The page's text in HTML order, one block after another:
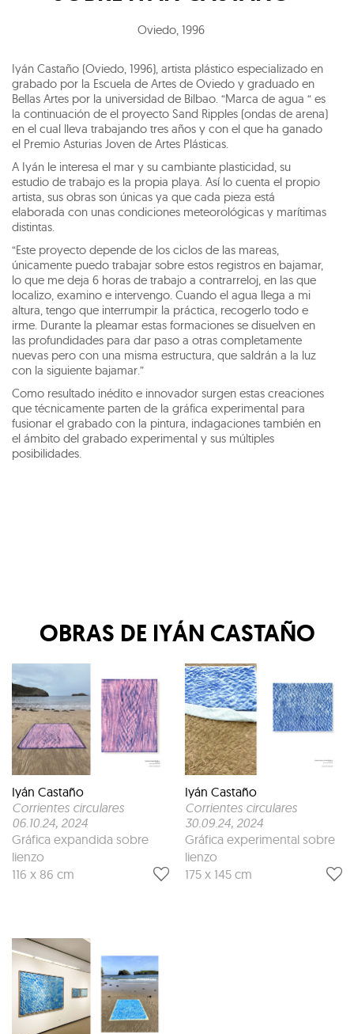
Oviedo, 1996
Iyán Castaño (Oviedo, 1996), artista plástico especializado en
grabado por la Escuela de Artes de Oviedo y graduado en
Bellas Artes por la universidad de Bilbao. “Marca de agua “ es
la continuación de el proyecto Sand Ripples (ondas de arena)
en el cual lleva trabajando tres años y con el que ha ganado
el Premio Asturias Joven de Artes Plásticas.
A Iyán le interesa el mar y su cambiante plasticidad, su
estudio de trabajo es la propia playa. Así lo cuenta el propio
artista, sus obras son únicas ya que cada pieza está
elaborada con unas condiciones meteorológicas y marítimas
distintas.
“Este proyecto depende de los ciclos de las mareas,
únicamente puedo trabajar sobre estos registros en bajamar,
lo que me deja 6 horas de trabajo a contrarreloj, en las que
localizo, examino e intervengo. Cuando el agua llega a mi
altura, tengo que interrumpir la práctica, recogerlo todo e
irme. Durante la pleamar estas formaciones se disuelven en
las profundidades para dar paso a otras completamente
nuevas pero con una misma estructura, que saldrán a la luz
con la siguiente bajamar.”
Como resultado inédito e innovador surgen estas creaciones
que técnicamente parten de la gráfica experimental para
fusionar el grabado con la pintura, indagaciones también en
el ámbito del grabado experimental y sus múltiples
posibilidades.
OBRAS DE IYÁN CASTAÑO
Iyán Castaño
Corrientes circulares
06.10.24, 2024
Gráfica expandida sobre
lienzo
116 x 86 cm
Iyán Castaño
Corrientes circulares
30.09.24, 2024
Gráfica experimental sobre
lienzo
175 x 145 cm